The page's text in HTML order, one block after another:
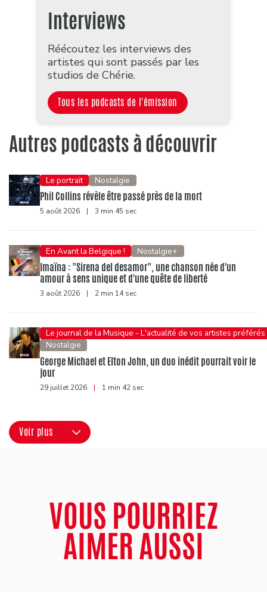
Interviews
Réécoutez les interviews des
artistes qui sont passés par les
studios de Chérie.
Tous les podcasts de l'émission
Autres podcasts à découvrir
Le portrait Nostalgie
Phil Collins révèle être passé près de la mort
5 août 2026 | 3 min 45 sec
En Avant la Belgique ! Nostalgie+
Imaïna : "Sirena del desamor", une chanson née d'un
amour à sens unique et d'une quête de liberté
3 août 2026 | 2 min 14 sec
Le journal de la Musique - L'actualité de vos artistes préférés
Nostalgie
George Michael et Elton John, un duo inédit pourrait voir le
jour
29 juillet 2026 | 1 min 42 sec
Voir plus
VOUS POURRIEZ
AIMER AUSSI